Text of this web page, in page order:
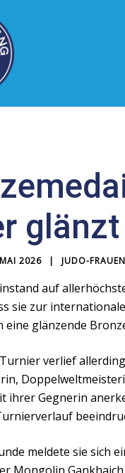
2026 JUDO-FRAUEN
auf
sie zur
eine glänzende
verlief
ihrer Gegnerin
meldete sie sich